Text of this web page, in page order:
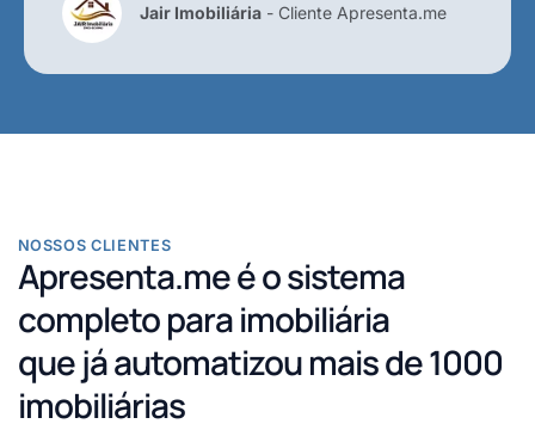
Jair Imobiliária - Cliente Apresenta.me
NOSSOS CLIENTES
Apresenta.me é o sistema
completo para imobiliária
que já automatizou mais de 1000
imobiliárias